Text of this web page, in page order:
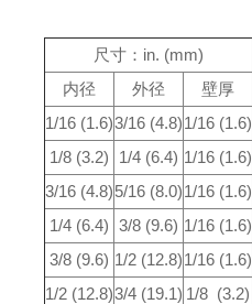
尺寸：in. (mm)
内径
外径
壁厚
1/16 (1.6)3/16 (4.8)1/16 (1.6)
1/8 (3.2)
1/4 (6.4) 1/16 (1.6)
3/16 (4.8)5/16 (8.0)1/16 (1.6)
1/4 (6.4) 3/8 (9.6) 1/16 (1.6)
3/8 (9.6) 1/2 (12.8)1/16 (1.6)
1/2 (12.8)3/4 (19.1) 1/8 (3.2)